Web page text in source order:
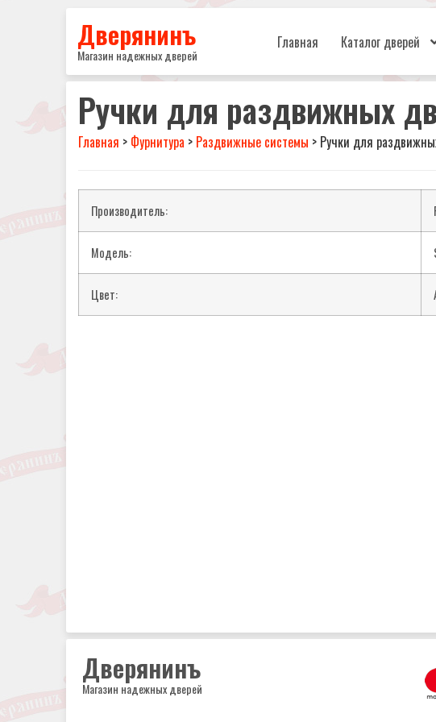
Дверянинъ
Магазин надежных дверей
Главная Каталог дверей
Ручки для раздвижных
Главная > Фурнитура > Раздвижные системы > Ручки для
Производитель:
Модель:
Цвет:
Дверянинъ
Магазин надежных дверей